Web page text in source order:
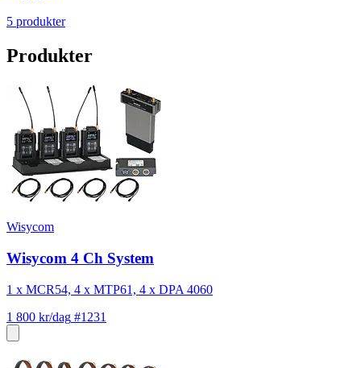
5 produkter
Produkter
Wisycom
Wisycom 4 Ch System
1 x MCR54, 4 x MTP61, 4 x DPA 4060
1 800 kr/dag #1231